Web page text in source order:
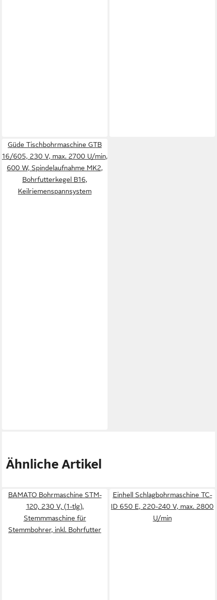
Güde Tischbohrmaschine GTB
16/605, 230 V, max. 2700 U/min,
600 W, Spindelaufnahme MK2,
Bohrfutterkegel B16,
Keilriemenspannsystem
Ähnliche Artikel
BAMATO Bohrmaschine STM-
120, 230 V, (1-tlg),
Stemmmaschine für
Stemmbohrer, inkl. Bohrfutter
Einhell Schlagbohrmaschine TC-
ID 650 E, 220-240 V, max. 2800
U/min